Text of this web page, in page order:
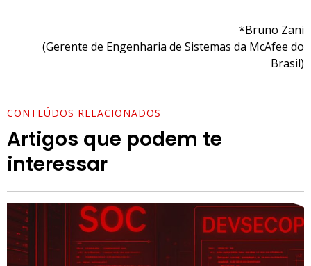
*Bruno Zani
(Gerente de Engenharia de Sistemas da McAfee do
Brasil)
CONTEÚDOS RELACIONADOS
Artigos que podem te
interessar